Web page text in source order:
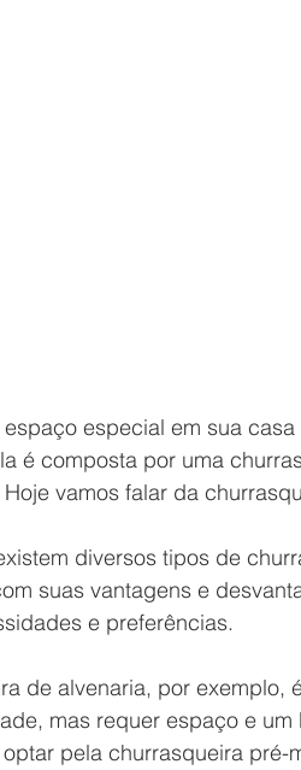
especial em sua
é composta por uma
vamos falar da
diversos tipos de
suas vantagens e
e preferências.
de alvenaria, por exemplo,
mas requer espaço e um
pela churrasqueira pré-